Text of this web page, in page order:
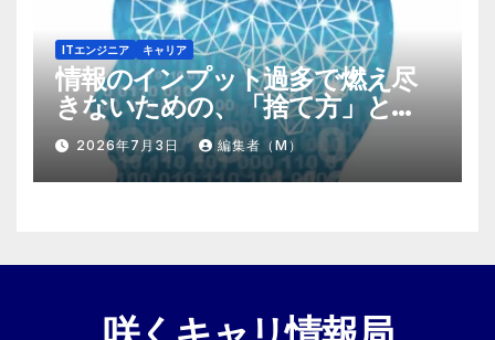
ITエンジニア キャリア
情報のインプット過多で燃え尽
きないための、「捨て方」と
「情報の絞り方」
2026年7月3日 編集者（M）